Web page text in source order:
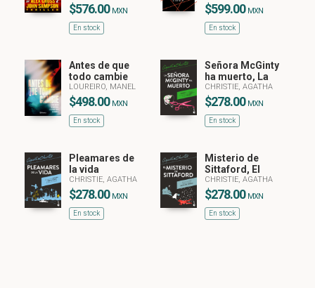
$576.00 MXN
En stock
$599.00 MXN
En stock
Antes de que
todo cambie
LOUREIRO, MANEL
$498.00 MXN
En stock
Señora McGinty
ha muerto, La
CHRISTIE, AGATHA
$278.00 MXN
En stock
Pleamares de
la vida
CHRISTIE, AGATHA
$278.00 MXN
En stock
Misterio de
Sittaford, El
CHRISTIE, AGATHA
$278.00 MXN
En stock